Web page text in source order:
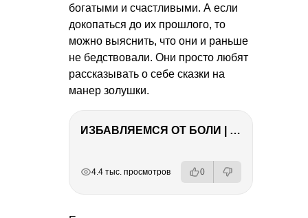
богатыми и счастливыми. А если
докопаться до их прошлого, то
можно выяснить, что они и раньше
не бедствовали. Они просто любят
рассказывать о себе сказки на
манер золушки.
ИЗБАВЛЯЕМСЯ ОТ БОЛИ | Важность режима и питания
4.4 тыс. просмотров 0